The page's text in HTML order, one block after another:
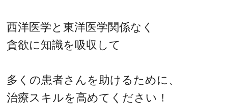
西洋医学と東洋医学関係なく
貪欲に知識を吸収して
多くの患者さんを助けるために、
治療スキルを高めてください！